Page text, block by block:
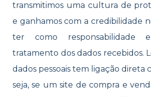
transmitimos uma cultura de
e ganhamos com a credibilidade
ter como responsabilidade
tratamento dos dados recebidos.
dados pessoais tem ligação direta
seja, se um site de compra e